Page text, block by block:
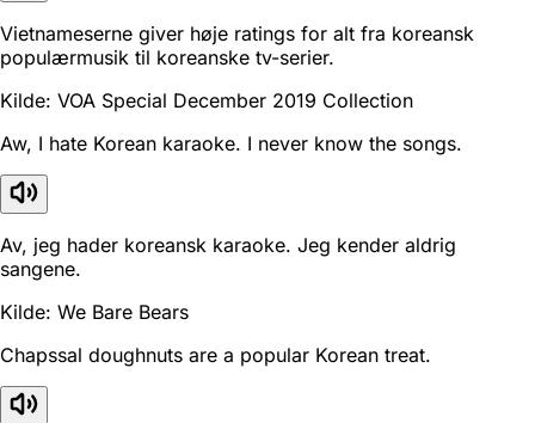
Vietnameserne giver høje ratings for alt fra koreansk
populærmusik til koreanske tv-serier.
Kilde: VOA Special December 2019 Collection
Aw, I hate Korean karaoke. I never know the songs.
Av, jeg hader koreansk karaoke. Jeg kender aldrig
sangene.
Kilde: We Bare Bears
Chapssal doughnuts are a popular Korean treat.